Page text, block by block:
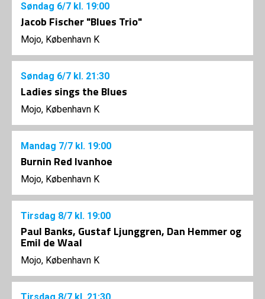
Søndag 6/7 kl. 19:00
Jacob Fischer "Blues Trio"
Mojo, København K
Søndag 6/7 kl. 21:30
Ladies sings the Blues
Mojo, København K
Mandag 7/7 kl. 19:00
Burnin Red Ivanhoe
Mojo, København K
Tirsdag 8/7 kl. 19:00
Paul Banks, Gustaf Ljunggren, Dan Hemmer og
Emil de Waal
Mojo, København K